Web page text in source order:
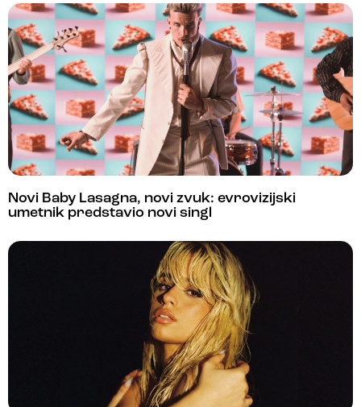
Novi Baby Lasagna, novi zvuk: evrovizijski
umetnik predstavio novi singl